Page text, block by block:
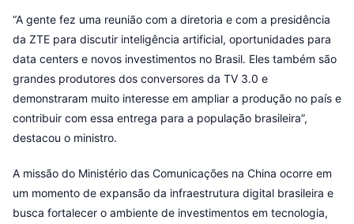
“A gente fez uma reunião com a diretoria e com a presidência
da ZTE para discutir inteligência artificial, oportunidades para
data centers e novos investimentos no Brasil. Eles também são
grandes produtores dos conversores da TV 3.0 e
demonstraram muito interesse em ampliar a produção no país e
contribuir com essa entrega para a população brasileira”,
destacou o ministro.
A missão do Ministério das Comunicações na China ocorre em
um momento de expansão da infraestrutura digital brasileira e
busca fortalecer o ambiente de investimentos em tecnologia,